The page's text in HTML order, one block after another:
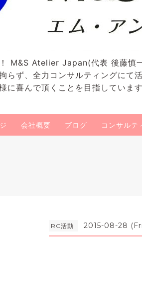
M&S Atelier Japan(代表 後藤慎
らず、全力コンサルティングにて
に喜んで頂くことを目指しています
会社概要 ブログ コンサルテ
RC活動 2015-08-28